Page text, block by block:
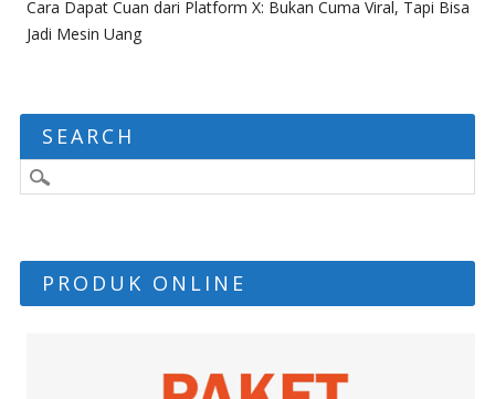
Cara Dapat Cuan dari Platform X: Bukan Cuma Viral, Tapi Bisa
Jadi Mesin Uang
SEARCH
PRODUK ONLINE